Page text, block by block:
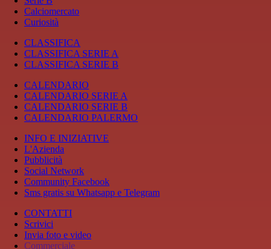
Calciomercato
Curiosità
CLASSIFICA
CLASSIFICA SERIE A
CLASSIFICA SERIE B
CALENDARIO
CALENDARIO SERIE A
CALENDARIO SERIE B
CALENDARIO PALERMO
INFO E INIZIATIVE
L'Azienda
Pubblicità
Social Network
Community Facebook
Sms gratis su Whatsapp e Telegram
CONTATTI
Scrivici
Invia foto e video
Commerciale